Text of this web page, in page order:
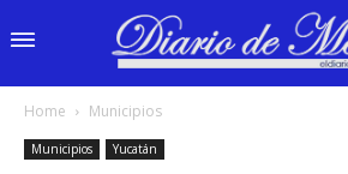
Home Municipios
Municipios Yucatán